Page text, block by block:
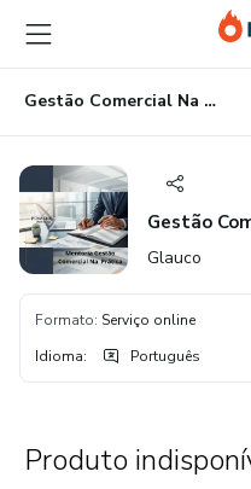
para
o
conteúdo
principal
para
o
pagamento
para
o
rodapé
Gestão Comercial Na Prática
Gestão
Glauco
Formato: Serviço online
Idioma: Português
Produto